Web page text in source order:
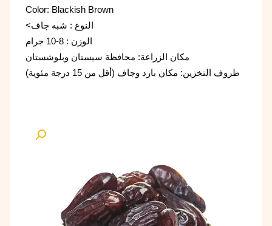
Color: Blackish Brown
النوع : شبه جاف>
الوزن : 8-10 جرام
مكان الزراعة: محافظة سيستان وبلوشستان
ظروف التخزين: مكان بارد وجاف (أقل من 15 درجة مئوية)